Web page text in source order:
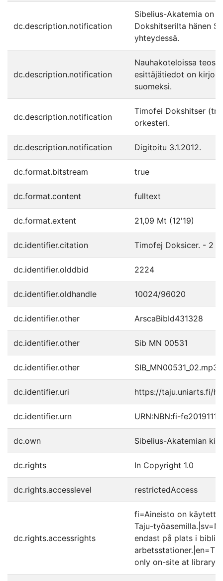
dc.description.notification
Sibelius-Akatemia on
Dokshitserilta hänen
yhteydessä.
dc.description.notification
Nauhakoteloissa
esittäjätiedot on
suomeksi.
dc.description.notification
Timofei Dokshitser
orkesteri.
dc.description.notification Digitoitu 3.1.2012.
dc.format.bitstream true
dc.format.content fulltext
dc.format.extent 21,09 Mt (12'19)
dc.identifier.citation Timofej Doksicer. - 2
dc.identifier.olddbid 2224
dc.identifier.oldhandle 10024/96020
dc.identifier.other ArscaBibId431328
dc.identifier.other Sib MN 00531
dc.identifier.other SIB_MN00531_02.mp3
dc.identifier.uri https://taju.uniarts.fi/
dc.identifier.urn URN:NBN:fi-
dc.own Sibelius-Akatemian
dc.rights In Copyright 1.0
dc.rights.accesslevel restrictedAccess
dc.rights.accessrights
fi=Aineisto on
Taju-
endast på plats i
only on-site at